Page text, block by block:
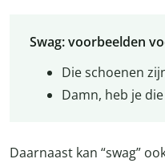
Swag: voorbeelden
Die schoenen
Damn, heb je
Daarnaast kan “swag”